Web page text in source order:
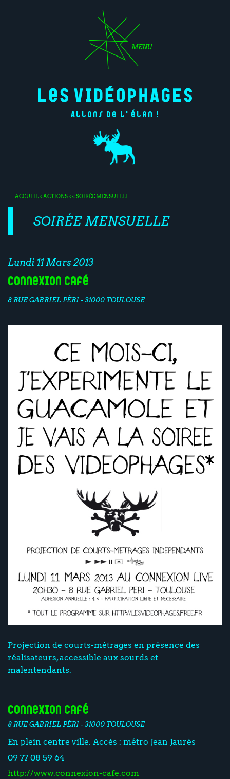
MENU
Allons de l'élan !
ACCUEIL<ACTIONS< < SOIRÉE MENSUELLE
SOIRÉE MENSUELLE
Lundi 11 Mars 2013
Connexion Café
8 RUE GABRIEL PÉRI - 31000 TOULOUSE
Projection de courts-métrages en présence des
réalisateurs, accessible aux sourds et
malentendants.
Connexion Café
8 RUE GABRIEL PÉRI - 31000 TOULOUSE
En plein centre ville. Accès : métro Jean Jaurès
09 77 08 59 64
http://www.connexion-cafe.com